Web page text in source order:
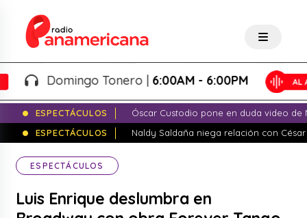
Domingo Tonero |6:00AM - 6:00PM
ESPECTÁCULOS
Óscar Custodio pone en duda video de
ESPECTÁCULOS
Naldy Saldaña niega relación con
ESPECTÁCULOS
Luis Enrique deslumbra en